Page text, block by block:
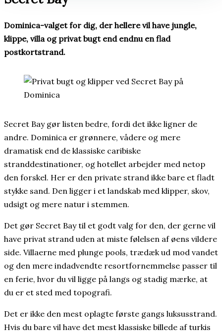
Dominica-valget for dig, der hellere vil have jungle,
klippe, villa og privat bugt end endnu en flad
postkortstrand.
Secret Bay gør listen bedre, fordi det ikke ligner de
andre. Dominica er grønnere, vådere og mere
dramatisk end de klassiske caribiske
stranddestinationer, og hotellet arbejder med netop
den forskel. Her er den private strand ikke bare et fladt
stykke sand. Den ligger i et landskab med klipper, skov,
udsigt og mere natur i stemmen.
Det gør Secret Bay til et godt valg for den, der gerne vil
have privat strand uden at miste følelsen af øens vildere
side. Villaerne med plunge pools, trædæk ud mod vandet
og den mere indadvendte resortfornemmelse passer til
en ferie, hvor du vil ligge på langs og stadig mærke, at
du er et sted med topografi.
Det er ikke den mest oplagte første gangs luksusstrand.
Hvis du bare vil have det mest klassiske billede af turkis